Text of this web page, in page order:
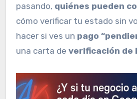
pasando, quiénes pueden
cómo verificar tu estado sin
hacer si ves un pago
una carta de verificación de